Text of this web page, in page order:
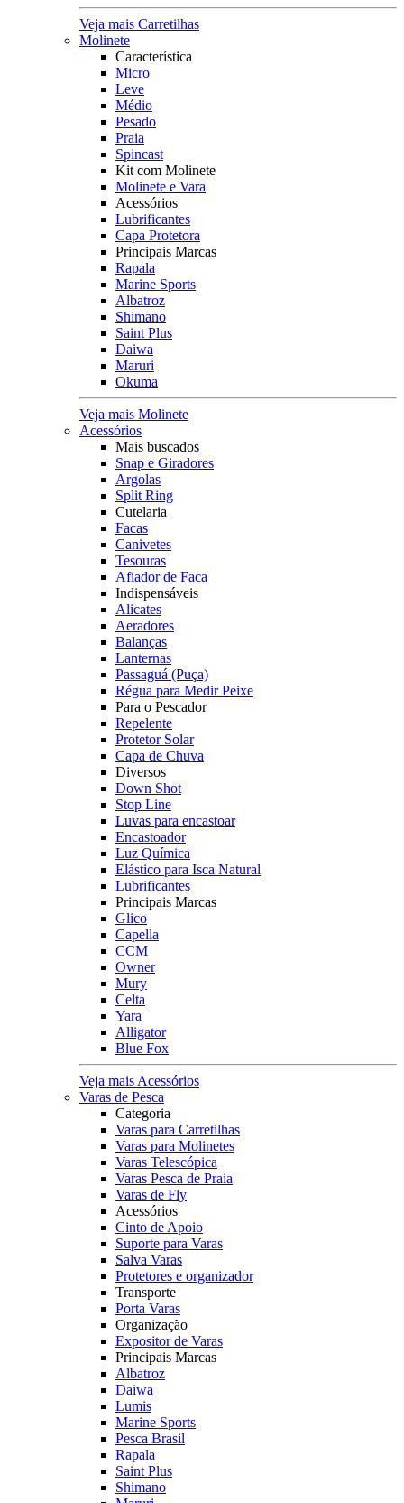
Veja mais Carretilhas
Molinete
Característica
Micro
Leve
Médio
Pesado
Praia
Spincast
Kit com Molinete
Molinete e Vara
Acessórios
Lubrificantes
Capa Protetora
Principais Marcas
Rapala
Marine Sports
Albatroz
Shimano
Saint Plus
Daiwa
Maruri
Okuma
Veja mais Molinete
Acessórios
Mais buscados
Snap e Giradores
Argolas
Split Ring
Cutelaria
Facas
Canivetes
Tesouras
Afiador de Faca
Indispensáveis
Alicates
Aeradores
Balanças
Lanternas
Passaguá (Puça)
Régua para Medir Peixe
Para o Pescador
Repelente
Protetor Solar
Capa de Chuva
Diversos
Down Shot
Stop Line
Luvas para encastoar
Encastoador
Luz Química
Elástico para Isca Natural
Lubrificantes
Principais Marcas
Glico
Capella
CCM
Owner
Mury
Celta
Yara
Alligator
Blue Fox
Veja mais Acessórios
Varas de Pesca
Categoria
Varas para Carretilhas
Varas para Molinetes
Varas Telescópica
Varas Pesca de Praia
Varas de Fly
Acessórios
Cinto de Apoio
Suporte para Varas
Salva Varas
Protetores e organizador
Transporte
Porta Varas
Organização
Expositor de Varas
Principais Marcas
Albatroz
Daiwa
Lumis
Marine Sports
Pesca Brasil
Rapala
Saint Plus
Shimano